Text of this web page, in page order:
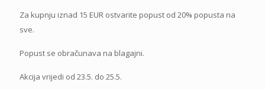
Za kupnju iznad 15 EUR ostvarite popust od 20% popusta na
sve.
Popust se obračunava na blagajni.
Akcija vrijedi od 23.5. do 25.5.